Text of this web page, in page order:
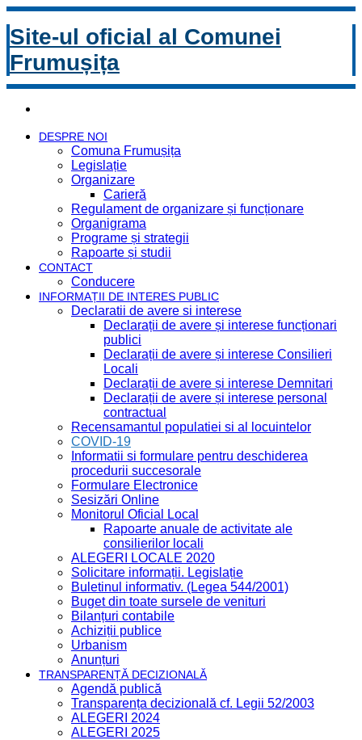
Site-ul oficial al Comunei
Frumușița
DESPRE NOI
Comuna Frumușița
Legislație
Organizare
Carieră
Regulament de organizare și funcționare
Organigrama
Programe și strategii
Rapoarte și studii
CONTACT
Conducere
INFORMAȚII DE INTERES PUBLIC
Declaratii de avere si interese
Declarații de avere și interese funcționari
publici
Declarații de avere și interese Consilieri
Locali
Declarații de avere și interese Demnitari
Declarații de avere și interese personal
contractual
Recensamantul populatiei si al locuintelor
COVID-19
Informatii si formulare pentru deschiderea
procedurii succesorale
Formulare Electronice
Sesizări Online
Monitorul Oficial Local
Rapoarte anuale de activitate ale
consilierilor locali
ALEGERI LOCALE 2020
Solicitare informații. Legislație
Buletinul informativ. (Legea 544/2001)
Buget din toate sursele de venituri
Bilanțuri contabile
Achiziții publice
Urbanism
Anunțuri
TRANSPARENȚĂ DECIZIONALĂ
Agendă publică
Transparența decizională cf. Legii 52/2003
ALEGERI 2024
ALEGERI 2025